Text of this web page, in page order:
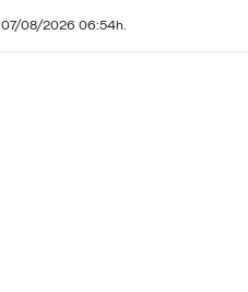
07/08/2026 06:54h.